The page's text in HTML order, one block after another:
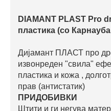
DIAMANT PLAST Pro
пластика (со
Дијамант ПЛАСТ про
извонреден "свила"
пластика и кожа ,
прав (антистатик)
ПРИДОБИВКИ
Штити и ги негува